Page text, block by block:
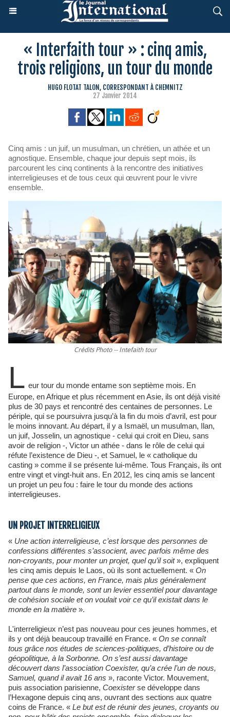
« Interfaith tour » : cinq amis,
trois religions, un tour du monde
HUGO FLOTAT TALON, CORRESPONDANT À CHEMNITZ
27 Janvier 2014
Cinq amis : un juif, un musulman, un chrétien, un athée et un
agnostique. Ensemble, chaque jour depuis sept mois, ils
parcourent les cinq continents à la rencontre des initiatives
interreligieuses et de tous ceux qui œuvrent pour le vivre
ensemble.
Crédits Photo -- Intefaith tour
L eur tour du monde entame son septième mois. En
Europe, en Afrique et plus récemment en Asie, ils ont déjà visité
plus de 30 pays et rencontré des centaines de personnes. Le
périple, qui se poursuivra jusqu’à la fin du mois d’avril, est pour
le moins innovant. Au départ, il y a Ismaël, un musulman, Ilan,
un juif, Josselin, un agnostique - celui qui croit en Dieu, sans
avoir de religion -, Victor un athée - dans le rôle de celui qui
réfute l’existence de Dieu -, et Samuel, le « catholique du
casting » comme il se présente lui-même. Tous Français, ils ont
entre vingt et vingt-huit ans. En 2012, les cinq amis se lancent
un projet un peu fou : faire le tour du monde des actions
interreligieuses.
UN PROJET INTERRELIGIEUX
« Une action interreligieuse, c’est lorsque des personnes de
confessions différentes s’associent, avec parfois même des
non-croyants, pour monter un projet, quel qu’il soit», expliquent
les cinq amis depuis le Laos, où ils sont actuellement. « On
pense que ces actions, en France, mais plus généralement
partout dans le monde, sont un levier essentiel pour davantage
de cohésion sociale et on voulait voir ce qu’il existait dans le
monde en la matière ».
L'interreligieux n’est pas nouveau pour ces jeunes hommes, et
ils y ont déjà beaucoup travaillé en France. « On se connaît
tous grâce nos études de sciences-politiques, d’histoire ou de
géopolitique, à la Sorbonne. On s’est aussi davantage
découvert dans l’association Coexister, qu’a crée l’un de nous,
Samuel, quand il avait 16 ans », raconte Victor. Mouvement,
puis association parisienne, Coexisterse développe dans
l’Hexagone depuis cinq ans, ouvrant des sections aux quatre
coins de France. « Le but est de réunir des jeunes, croyants ou